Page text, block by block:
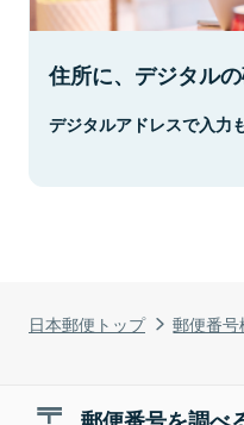
日本郵便トップ 郵便番
住所に、デジタルの
デジタルアドレスで入力